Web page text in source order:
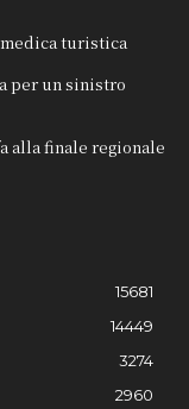
turistica
per un sinistro
alla finale regionale
15681
14449
3274
2960